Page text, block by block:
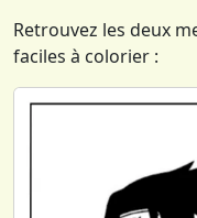
Retrouvez les deux
faciles à colorier :